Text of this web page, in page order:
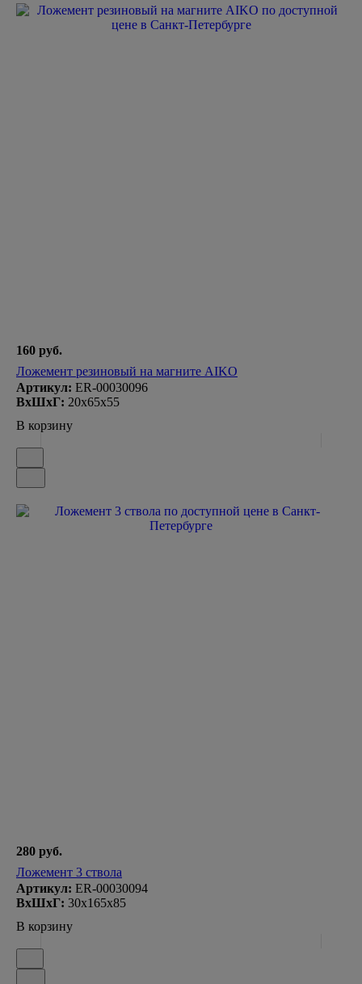
160 руб.
Ложемент резиновый на магните AIKO
Артикул: ER-00030096
ВxШxГ: 20x65x55
В корзину
280 руб.
Ложемент 3 ствола
Артикул: ER-00030094
ВxШxГ: 30x165x85
В корзину